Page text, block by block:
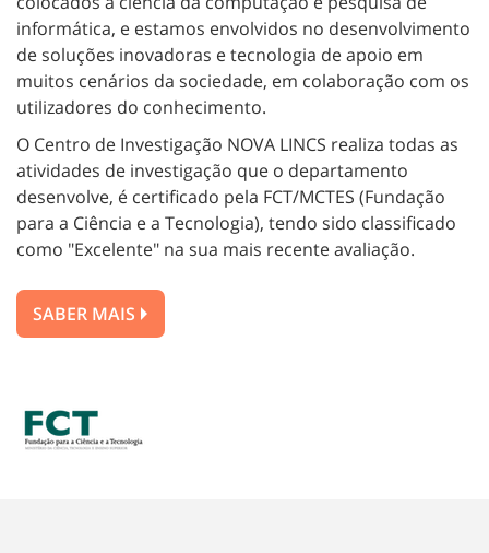
informática, e estamos envolvidos no desenvolvimento
de soluções inovadoras e tecnologia de apoio em
muitos cenários da sociedade, em colaboração com os
utilizadores do conhecimento.
O Centro de Investigação NOVA LINCS realiza todas as
atividades de investigação que o departamento
desenvolve, é certificado pela FCT/MCTES (Fundação
para a Ciência e a Tecnologia), tendo sido classificado
como "Excelente" na sua mais recente avaliação.
SABER MAIS